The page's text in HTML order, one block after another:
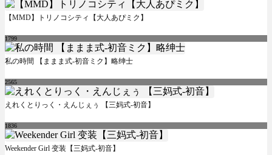
【MMD】トリノコシティ【大人あぴミク】
1799
私の時間 【ままま式-初音ミク】略绅士
2565
えれくとりっく・えんじぇぅ 【三妈式-初音】
1836
Weekender Girl 变装【三妈式-初音】